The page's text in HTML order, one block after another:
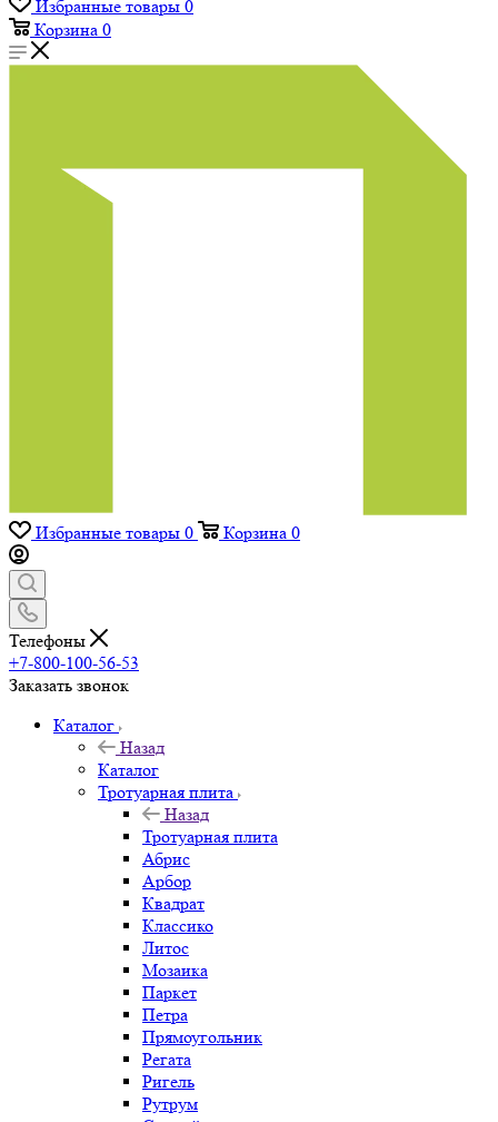
Избранные товары 0
Корзина 0
Избранные товары 0 Корзина 0
Телефоны
+7-800-100-56-53
Заказать звонок
Каталог
Назад
Каталог
Тротуарная плита
Назад
Тротуарная плита
Абрис
Арбор
Квадрат
Классико
Литос
Мозаика
Паркет
Петра
Прямоугольник
Регата
Ригель
Рутрум